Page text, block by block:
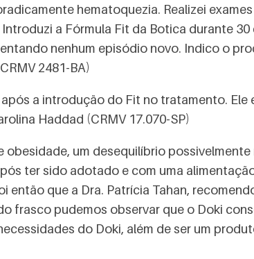
hematoquezia. Realizei
a Fórmula Fit da Botica durante
nenhum episódio novo. Indico o
2481-BA)
a introdução do Fit no tratamento.
Haddad (CRMV 17.070-SP)
obesidade, um desequilíbrio
ter sido adotado e com uma
então que a Dra. Patrícia Tahan,
frasco pudemos observar que o Doki
do Doki, além de ser um